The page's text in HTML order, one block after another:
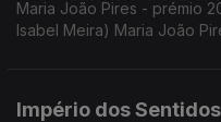
Maria João Pires - prémio
Isabel Meira) Maria João
Império dos Sentidos